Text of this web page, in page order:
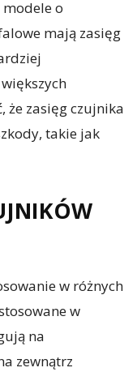
o
mają zasięg
że zasięg czujnika
takie jak
w różnych
w
na
zewnątrz